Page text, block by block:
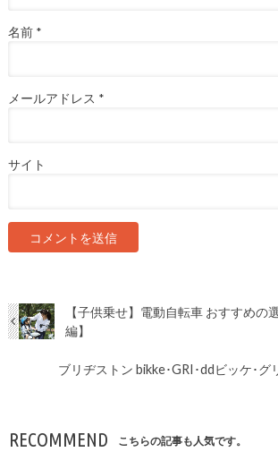
名前 *
メールアドレス *
サイト
【子供乗せ】電動自転車 おすすめの
編】
ブリヂストン bikke･GRI･ddビッケ･グ
RECOMMEND こちらの記事も人気です。